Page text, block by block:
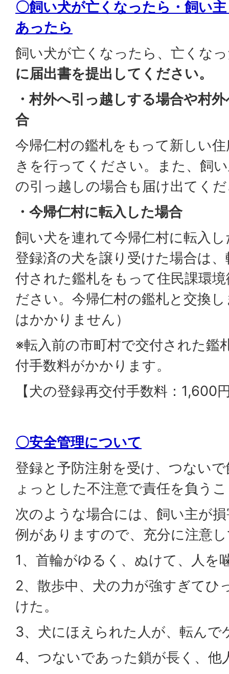
〇飼い犬が亡くなったら・飼い
あったら
飼い犬が亡くなったら、亡くな
に届出書を提出してください。
・村外へ引っ越しする場合や村
合
今帰仁村の鑑札をもって新しい
きを行ってください。また、飼
の引っ越しの場合も届け出てく
・今帰仁村に転入した場合
飼い犬を連れて今帰仁村に転入
登録済の犬を譲り受けた場合は
付された鑑札をもって住民課環
ださい。今帰仁村の鑑札と交換
はかかりません）
※転入前の市町村で交付された鑑
付手数料がかかります。
【犬の登録再交付手数料：1,600
〇安全管理について
登録と予防注射を受け、つない
ょっとした不注意で責任を負う
次のような場合には、飼い主が
例がありますので、充分に注意
1、首輪がゆるく、ぬけて、人を
2、散歩中、犬の力が強すぎてひ
けた。
3、犬にほえられた人が、転んで
4、つないであった鎖が長く、他